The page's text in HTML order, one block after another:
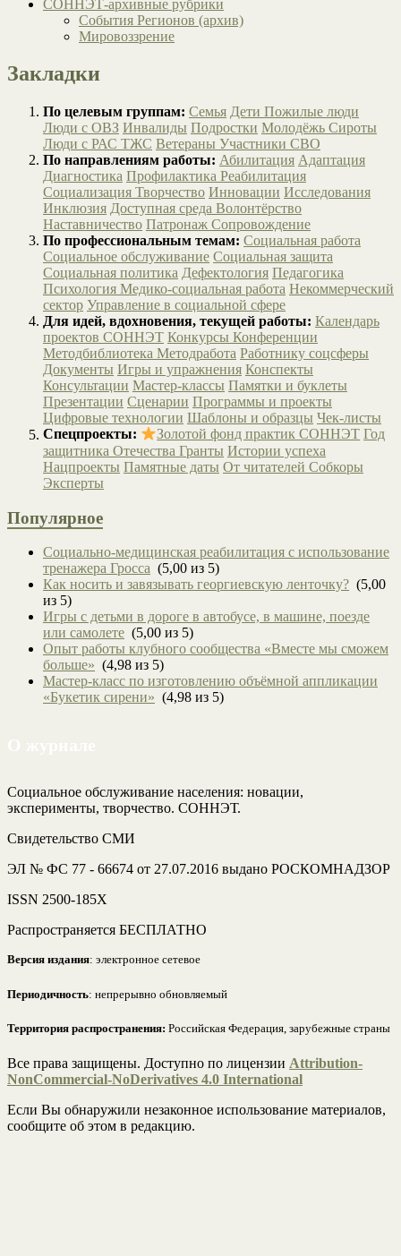
СОННЭТ-архивные рубрики
События Регионов (архив)
Мировоззрение
Закладки
По целевым группам: Семья Дети Пожилые люди
Люди с ОВЗ Инвалиды Подростки Молодёжь Сироты
Люди с РАС ТЖС Ветераны Участники СВО
По направлениям работы: Абилитация Адаптация
Диагностика Профилактика Реабилитация
Социализация Творчество Инновации Исследования
Инклюзия Доступная среда Волонтёрство
Наставничество Патронаж Сопровождение
По профессиональным темам: Социальная работа
Социальное обслуживание Социальная защита
Социальная политика Дефектология Педагогика
Психология Медико-социальная работа Некоммерческий
сектор Управление в социальной сфере
Для идей, вдохновения, текущей работы: Календарь
проектов СОННЭТ Конкурсы Конференции
Методбиблиотека Методработа Работнику соцсферы
Документы Игры и упражнения Конспекты
Консультации Мастер-классы Памятки и буклеты
Презентации Сценарии Программы и проекты
Цифровые технологии Шаблоны и образцы Чек-листы
Спецпроекты:
Золотой фонд практик СОННЭТ Год
защитника Отечества Гранты Истории успеха
Нацпроекты Памятные даты От читателей Собкоры
Эксперты
Популярное
Социально-медицинская реабилитация с использование
тренажера Гросса (5,00 из 5)
Как носить и завязывать георгиевскую ленточку? (5,00
из 5)
Игры с детьми в дороге в автобусе, в машине, поезде
или самолете (5,00 из 5)
Опыт работы клубного сообщества «Вместе мы сможем
больше» (4,98 из 5)
Мастер-класс по изготовлению объёмной аппликации
«Букетик сирени» (4,98 из 5)
Социальное обслуживание населения: новации,
эксперименты, творчество. СОННЭТ.
Свидетельство СМИ
ЭЛ № ФС 77 - 66674 от 27.07.2016 выдано РОСКОМНАДЗОР
ISSN 2500-185Х
Распространяется БЕСПЛАТНО
Версия издания: электронное сетевое
Периодичность: непрерывно обновляемый
Территория распространения: Российская Федерация, зарубежные страны
Все права защищены. Доступно по лицензии Attribution-
NonCommercial-NoDerivatives 4.0 International
Если Вы обнаружили незаконное использование материалов,
сообщите об этом в редакцию.